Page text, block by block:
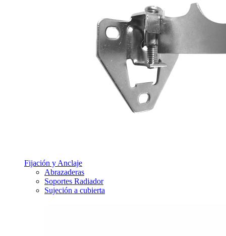
Fijación y Anclaje
Abrazaderas
Soportes Radiador
Sujeción a cubierta